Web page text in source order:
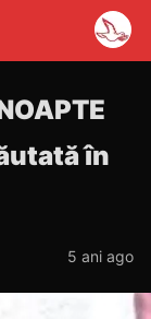
în
5 ani ago